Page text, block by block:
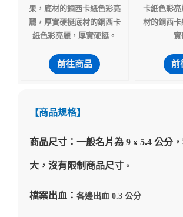
果，底材的銅西卡紙色彩亮
麗，厚實硬挺底材的銅西卡
紙色彩亮麗，厚實硬挺。
前往商品
卡紙色彩
材的銅西
實
前
【商品規格】
商品尺寸：一般名片為 9 x 5.4 公分
大，沒有限制商品尺寸。
檔案出血： 各邊出血 0.3 公分